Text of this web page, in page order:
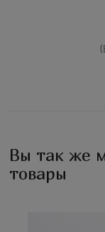
Вы так же
товары